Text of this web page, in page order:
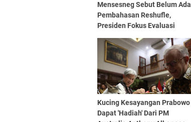
Mensesneg Sebut Belum Ada
Pembahasan Reshufle,
Presiden Fokus Evaluasi
Kucing Kesayangan Prabowo
Dapat 'Hadiah' Dari PM